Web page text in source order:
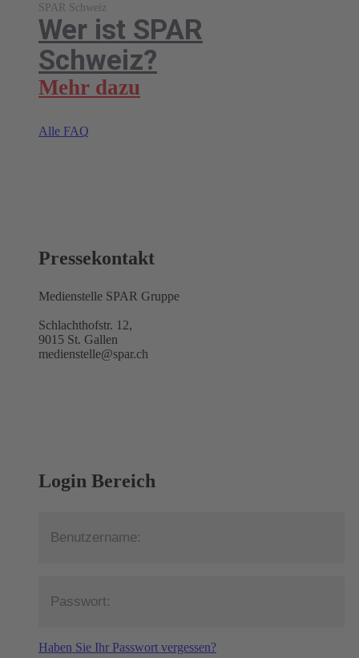
SPAR Schweiz
Wer ist SPAR
Schweiz?
Mehr dazu
Alle FAQ
Pressekontakt
Medienstelle SPAR Gruppe
Schlachthofstr. 12,
9015 St. Gallen
medienstelle@spar.ch
Login Bereich
Haben Sie Ihr Passwort vergessen?